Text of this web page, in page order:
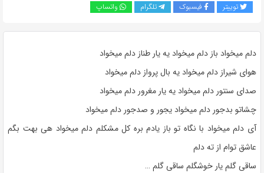
توییتر فیسبوک تلگرام واتساپ
دلم میخواد باز دلم میخواد یه یار طناز دلم میخواد
هوای شیراز دلم میخواد یه بال پرواز دلم میخواد
صدای سنتور دلم میخواد یه یار مغرور دلم میخواد
چشاتو بدجور دلم میخواد یجور و صدجور دلم میخواد
آی دلم میخواد با نگاه تو باز یادم بره کل مشکلم دلم میخواد هی بهت بگم
عاشق توام از ته دلم
ساقی گلم یار خوشگلم ساقی گلم …